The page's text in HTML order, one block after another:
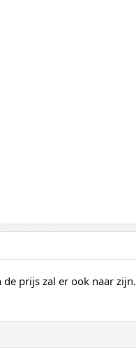
prijs zal er ook naar zijn.